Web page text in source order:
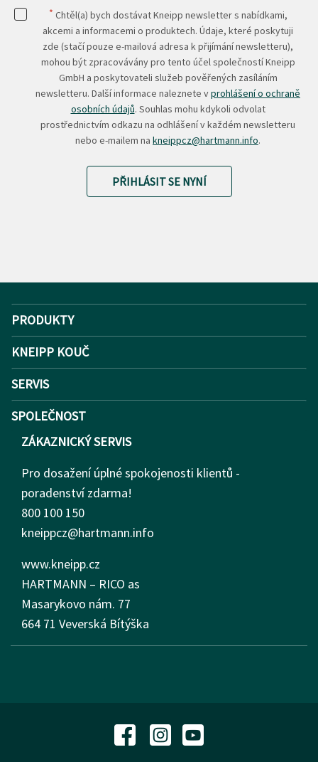
* Chtěl(a) bych dostávat Kneipp newsletter s nabídkami,
akcemi a informacemi o produktech. Údaje, které poskytuji
zde (stačí pouze e-mailová adresa k přijímání newsletteru),
mohou být zpracovávány pro tento účel společností Kneipp
GmbH a poskytovateli služeb pověřených zasíláním
newsletteru. Další informace naleznete vprohlášení o ochraně
osobních údajů. Souhlas mohu kdykoli odvolat
prostřednictvím odkazu na odhlášení v každém newsletteru
nebo e-mailem na kneippcz@hartmann.info.
PŘIHLÁSIT SE NYNÍ
PRODUKTY
KNEIPP KOUČ
SERVIS
SPOLEČNOST
ZÁKAZNICKÝ SERVIS
Pro dosažení úplné spokojenosti klientů -
poradenství zdarma!
800 100 150
kneippcz@hartmann.info
www.kneipp.cz
HARTMANN – RICO as
Masarykovo nám. 77
664 71 Veverská Bítýška